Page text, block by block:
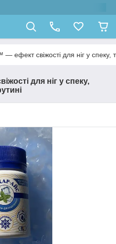
свіжості для ніг у спеку,
для ніг у спеку,